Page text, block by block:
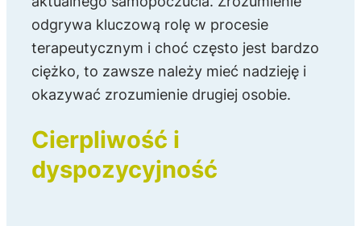
odgrywa kluczową rolę w procesie
terapeutycznym i choć często jest bardzo
ciężko, to zawsze należy mieć nadzieję i
okazywać zrozumienie drugiej osobie.
Cierpliwość i
dyspozycyjność